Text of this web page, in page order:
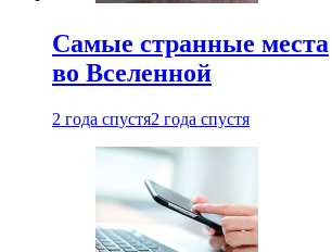
Самые странные места
во Вселенной
2 года спустя2 года спустя